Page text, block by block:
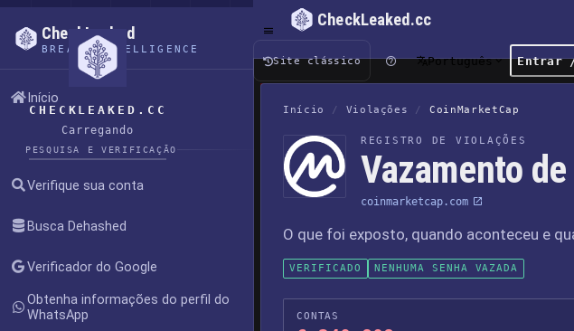
CHECKLEAKED.CC
Carregando
CheckLeaked
BREACH INTELLIGENCE
Início
PESQUISA E VERIFICAÇÃO
Verifique sua conta
Busca Dehashed
Verificador do Google
Obtenha informações do perfil do
WhatsApp
CheckLeaked.cc
Site clássico Português Entrar
Início / Violações / CoinMarketCap
REGISTRO DE VIOLAÇÕES
Vazamento
coinmarketcap.com
O que foi exposto, quando aconteceu e
VERIFICADO NENHUMA SENHA VAZADA
CONTAS